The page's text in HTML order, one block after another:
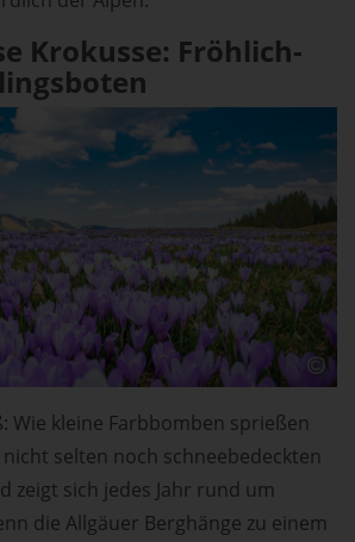
Krokusse: Fröhlich-
Wie kleine Farbbomben sprießen
selten noch schneebedeckten
zeigt sich jedes Jahr rund um
die Allgäuer Berghänge zu einem